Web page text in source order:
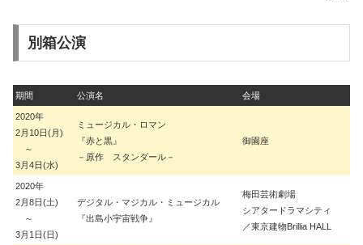
別箱公演
期間 公演名 会場
2020年
2月10日(月)
～
3月4日(水)
ミュージカル・ロマン
『赤と黒』
－原作 スタンダール－
御園座
2020年
2月8日(土)
～
3月1日(日)
デジタル・マジカル・ミュージカル
『出島小宇宙戦争』
梅田芸術劇場
シアタードラマシティ
／東京建物Brillia HALL